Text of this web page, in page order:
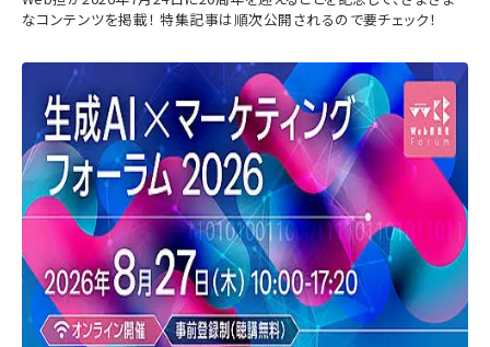
なコンテンツを掲載！ 特集記事は順次公開されるので要チェック！